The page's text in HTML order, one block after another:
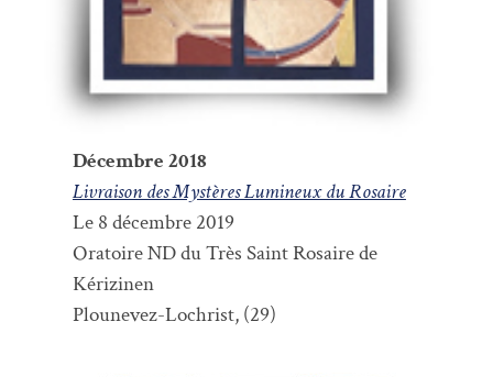
Décembre 2018
Livraison des Mystères Lumineux du Rosaire
Le 8 décembre 2019
Oratoire ND du Très Saint Rosaire de
Kérizinen
Plounevez-Lochrist, (29)